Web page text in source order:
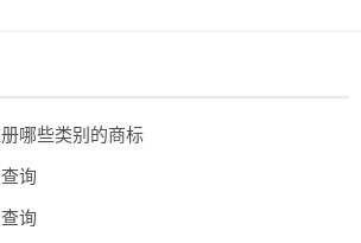
哪些类别的商标
询
询